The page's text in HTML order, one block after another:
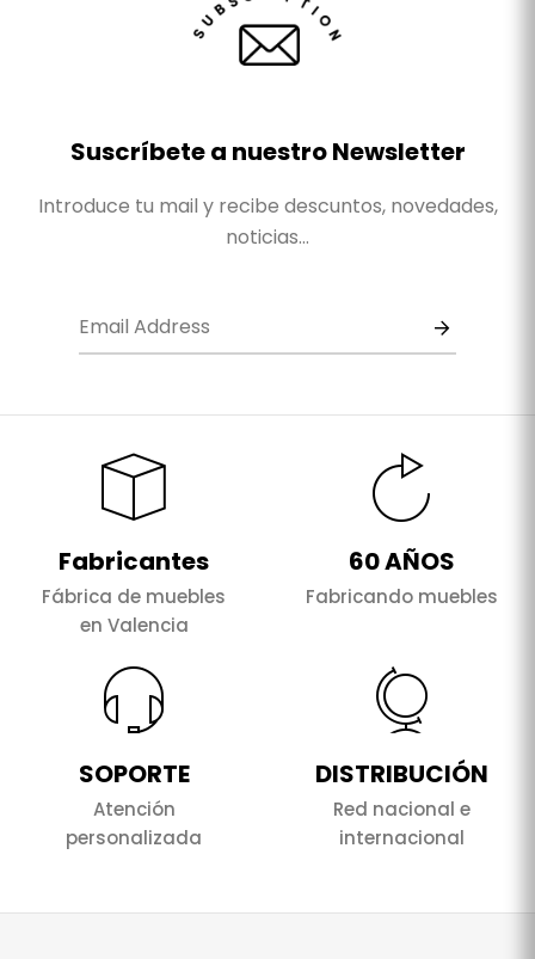
Suscríbete a nuestro Newsletter
Introduce tu mail y recibe descuntos, novedades,
noticias...
Fabricantes
Fábrica de muebles
en Valencia
60 AÑOS
Fabricando muebles
SOPORTE
Atención
personalizada
DISTRIBUCIÓN
Red nacional e
internacional